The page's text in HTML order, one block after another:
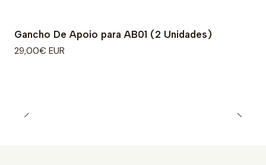
Gancho De Apoio para AB01 (2 Unidades)
29,00€ EUR